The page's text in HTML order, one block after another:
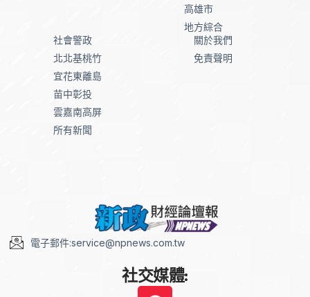
高雄市
地方綜合
社會警政
北北基桃竹
宜花東離島
苗中彰投
雲嘉南高屏
所有新聞
關於我們
免責聲明
電子郵件:service@npnews.com.tw
社交媒體: